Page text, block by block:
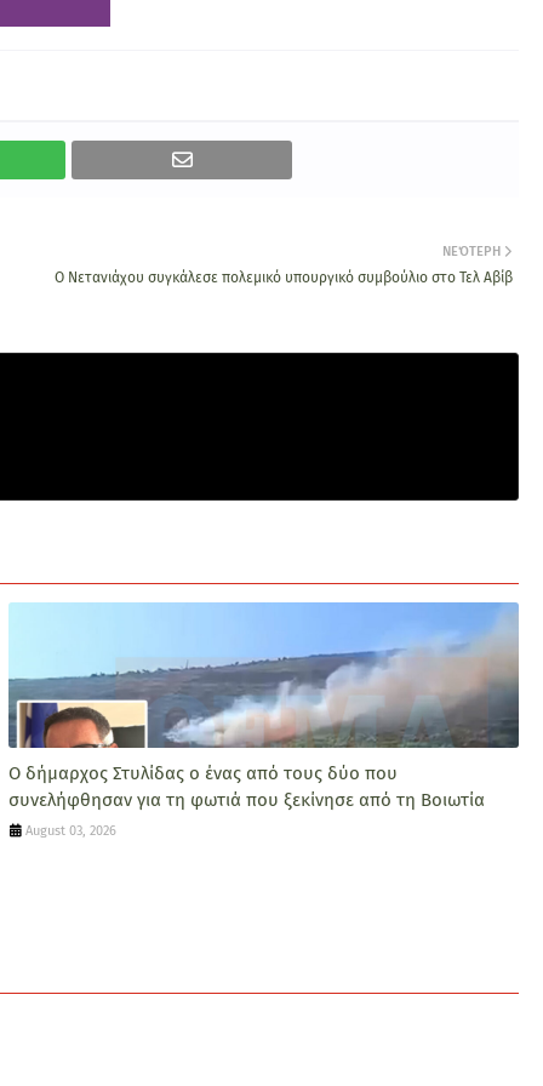
ΝΕΌΤΕΡΗ
Ο Νετανιάχου συγκάλεσε πολεμικό υπουργικό συμβούλιο στο Τελ Αβίβ
Ο δήμαρχος Στυλίδας ο ένας από τους δύο που
συνελήφθησαν για τη φωτιά που ξεκίνησε από τη Βοιωτία
August 03, 2026